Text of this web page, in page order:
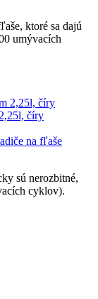
ktoré sa dajú
umývacích
číry
sú nerozbitné,
cyklov).